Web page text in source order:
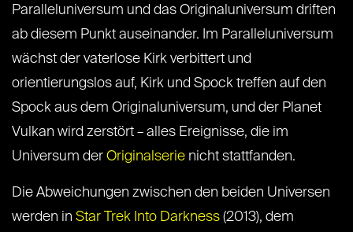
Paralleluniversum und das Originaluniversum driften
ab diesem Punkt auseinander. Im Paralleluniversum
wächst der vaterlose Kirk verbittert und
orientierungslos auf, Kirk und Spock treffen auf den
Spock aus dem Originaluniversum, und der Planet
Vulkan wird zerstört – alles Ereignisse, die im
Universum der Originalserie nicht stattfanden.
Die Abweichungen zwischen den beiden Universen
werden in Star Trek Into Darkness (2013), dem